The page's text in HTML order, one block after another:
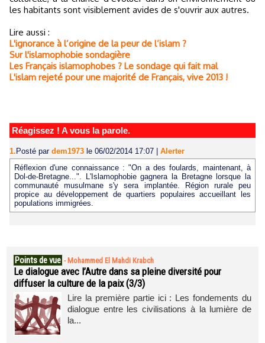
les habitants sont visiblement avides de s'ouvrir aux autres.
Lire aussi :
L'ignorance à l’origine de la peur de l’islam ?
Sur l'islamophobie sondagière
Les Français islamophobes ? Le sondage qui fait mal
L'islam rejeté pour une majorité de Français, vive 2013 !
Réagissez ! A vous la parole.
1. Posté par dem1973 le 06/02/2014 17:07
Alerter
Réflexion d'une connaissance : "On a des foulards, maintenant, à
Dol-de-Bretagne...". L'Islamophobie gagnera la Bretagne lorsque la
communauté musulmane s'y sera implantée. Région rurale peu
propice au développement de quartiers populaires accueillant les
populations immigrées.
Points de vue - Mohammed El Mahdi Krabch
Le dialogue avec l’Autre dans sa pleine diversité pour
diffuser la culture de la paix (3/3)
Lire la première partie ici : Les fondements du
dialogue entre les civilisations à la lumière de
la...